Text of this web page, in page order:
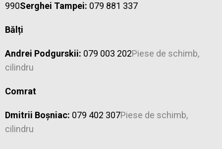
990Serghei Tampei: 079 881 337
Bălți
Andrei Podgurskii: 079 003 202Piese de schimb,
cilindru
Comrat
Dmitrii Boșniac: 079 402 307Piese de schimb,
cilindru